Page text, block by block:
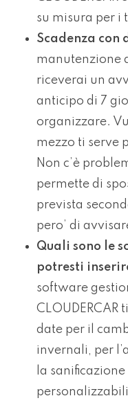
su misura per i
Scadenza con
manutenzione
riceverai un
anticipo di 7
organizzare.
mezzo ti serve
Non c’è
permette di
prevista
pero’ di
Quali sono le
potresti
software
CLOUDERCAR
date per il
invernali, per
la